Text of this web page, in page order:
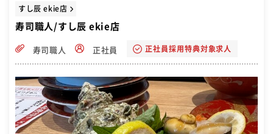
すし辰 ekie店
寿司職人/すし辰 ekie店
寿司職人 正社員 正社員採用特典対象求人